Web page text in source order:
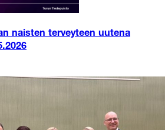
naisten terveyteen uutena